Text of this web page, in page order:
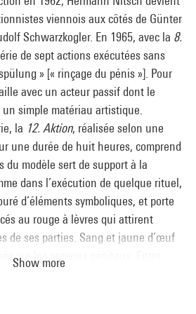
viennois aux côtés de Günter
Schwarzkogler. En 1965, avec la 8.
de sept actions exécutées sans
» [« rinçage du pénis »]. Pour
avec un acteur passif dont le
simple matériau artistique.
la 12. Aktion, réalisée selon une
une durée de huit heures, comprend
du modèle sert de support à la
dans l’exécution de quelque rituel,
d’éléments symboliques, et porte
au rouge à lèvres qui attirent
de ses parties. Sang et jaune d’œuf
sur les organes génitaux. Entre
Show more